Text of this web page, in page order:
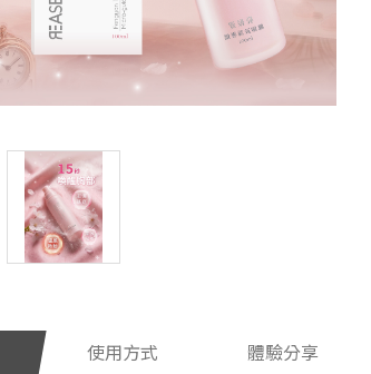
使用方式 體驗分享